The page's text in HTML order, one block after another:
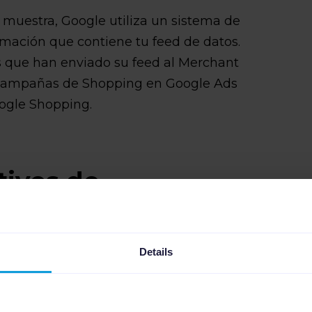
Details
Google utiliza un sistema de
que contiene tu feed de datos.
han enviado su feed al Merchant
de Shopping en Google Ads
Shopping.
de
estrategia de
es necesario crear una estructura
subdividir anuncios/grupos